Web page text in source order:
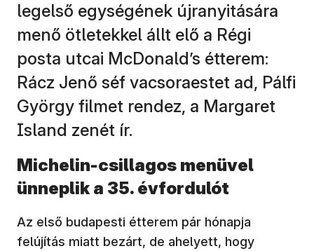
legelső egységének újranyitására
menő ötletekkel állt elő a Régi
posta utcai McDonald’s étterem:
Rácz Jenő séf vacsoraestet ad, Pálfi
György filmet rendez, a Margaret
Island zenét ír.
Michelin-csillagos menüvel
ünneplik a 35. évfordulót
Az első budapesti étterem pár hónapja
felújítás miatt bezárt, de ahelyett, hogy